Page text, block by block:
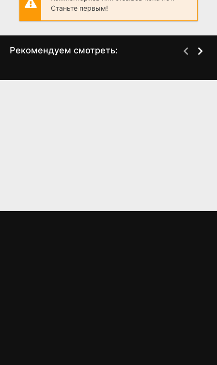
Станьте первым!
Рекомендуем смотреть: